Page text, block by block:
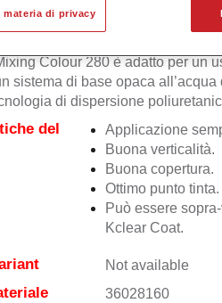
Colour 280 è adatto per un
sistema di base opaca
di dispersione
del
Applicazione
Buona verticalità.
Buona copertura.
Ottimo punto tinta.
Può essere
Kclear Coat.
Not available
36028160
di privacy